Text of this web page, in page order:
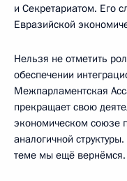
и Секретариатом. Его
Евразийской
Нельзя не отметить
обеспечении
Межпарламентская
прекращает свою
экономическом союзе
аналогичной
теме мы ещё вернёмся.